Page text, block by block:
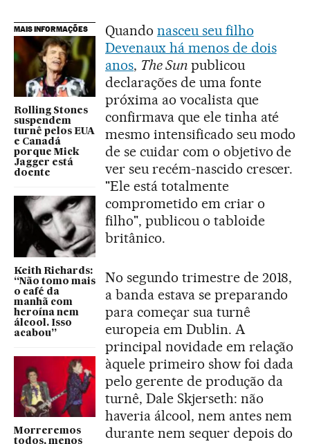
MAIS INFORMAÇÕES
Rolling Stones
suspendem
turnê pelos EUA
e Canadá
porque Mick
Jagger está
doente
Keith Richards:
“Não tomo mais
o café da
manhã com
heroína nem
álcool. Isso
acabou”
Morreremos
todos, menos
Quando nasceu seu filho
Devenaux há menos de dois
anos, The Sunpublicou
declarações de uma fonte
próxima ao vocalista que
confirmava que ele tinha até
mesmo intensificado seu modo
de se cuidar com o objetivo de
ver seu recém-nascido crescer.
"Ele está totalmente
comprometido em criar o
filho", publicou o tabloide
britânico.
No segundo trimestre de 2018,
a banda estava se preparando
para começar sua turnê
europeia em Dublin. A
principal novidade em relação
àquele primeiro show foi dada
pelo gerente de produção da
turnê, Dale Skjerseth: não
haveria álcool, nem antes nem
durante nem sequer depois do